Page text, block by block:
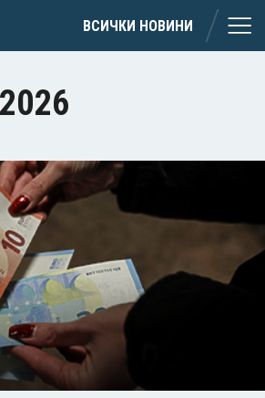
ВСИЧКИ НОВИНИ